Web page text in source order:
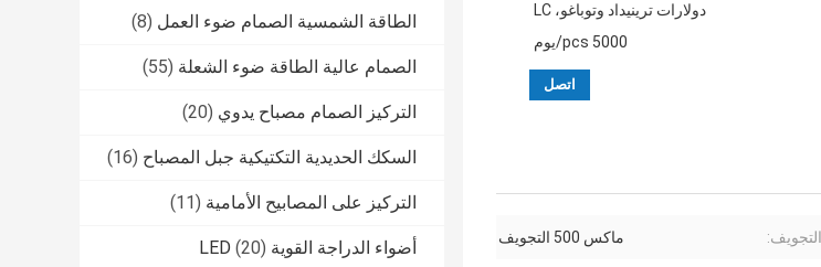
الطاقة الشمسية الصمام ضوء العمل (8)
الصمام عالية الطاقة ضوء الشعلة (55)
التركيز الصمام مصباح يدوي (20)
السكك الحديدية التكتيكية جبل المصباح (16)
التركيز على المصابيح الأمامية (11)
أضواء الدراجة القوية LED (20)
دولارات ترينيداد وتوباغو، LC
5000 pcs/يوم
اتصل
التجويف: ماكس 500 التجويف